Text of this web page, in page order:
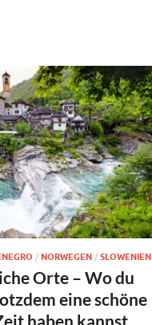
/ NORWEGEN / SLOWENIEN
Orte – Wo du
eine schöne
haben kannst